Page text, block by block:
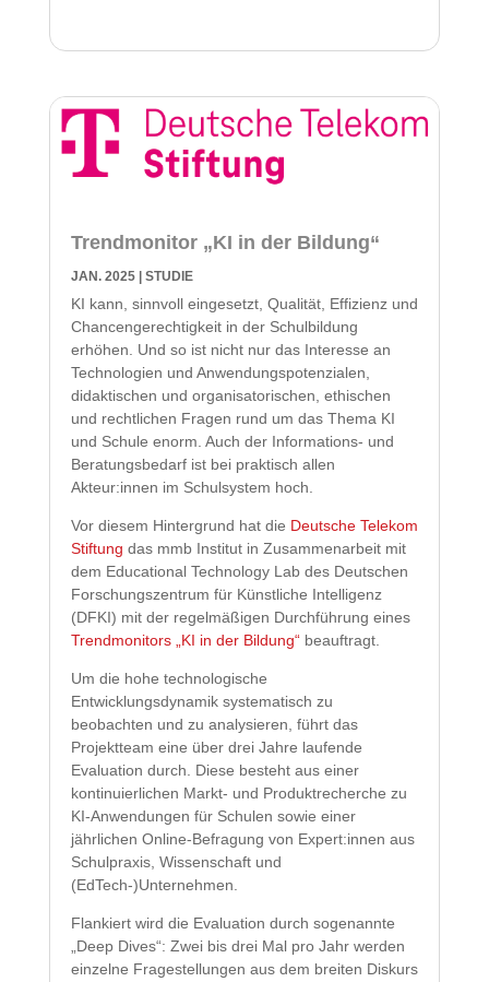
Trendmonitor „KI in der Bildung“
JAN. 2025| STUDIE
KI kann, sinnvoll eingesetzt, Qualität, Effizienz und
Chancengerechtigkeit in der Schulbildung
erhöhen. Und so ist nicht nur das Interesse an
Technologien und Anwendungspotenzialen,
didaktischen und organisatorischen, ethischen
und rechtlichen Fragen rund um das Thema KI
und Schule enorm. Auch der Informations- und
Beratungsbedarf ist bei praktisch allen
Akteur:innen im Schulsystem hoch.
Vor diesem Hintergrund hat die Deutsche Telekom
Stiftung das mmb Institut in Zusammenarbeit mit
dem Educational Technology Lab des Deutschen
Forschungszentrum für Künstliche Intelligenz
(DFKI) mit der regelmäßigen Durchführung eines
Trendmonitors „KI in der Bildung“beauftragt.
Um die hohe technologische
Entwicklungsdynamik systematisch zu
beobachten und zu analysieren, führt das
Projektteam eine über drei Jahre laufende
Evaluation durch. Diese besteht aus einer
kontinuierlichen Markt- und Produktrecherche zu
KI-Anwendungen für Schulen sowie einer
jährlichen Online-Befragung von Expert:innen aus
Schulpraxis, Wissenschaft und
(EdTech-)Unternehmen.
Flankiert wird die Evaluation durch sogenannte
„Deep Dives“: Zwei bis drei Mal pro Jahr werden
einzelne Fragestellungen aus dem breiten Diskurs